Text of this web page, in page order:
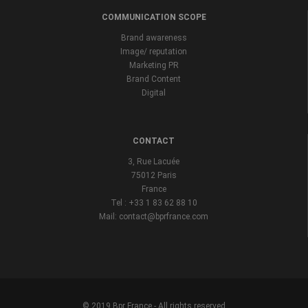
COMMUNICATION SCOPE
Brand awareness
Image/ reputation
Marketing PR
Brand Content
Digital
CONTACT
3, Rue Lacuée
75012 Paris
France
Tel : +33 1 83 62 88 10
Mail: contact@bprfrance.com